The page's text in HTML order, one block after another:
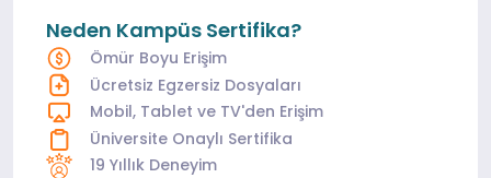
Neden Kampüs Sertifika?
Ömür Boyu Erişim
Ücretsiz Egzersiz Dosyaları
Mobil, Tablet ve TV'den Erişim
Üniversite Onaylı Sertifika
19 Yıllık Deneyim